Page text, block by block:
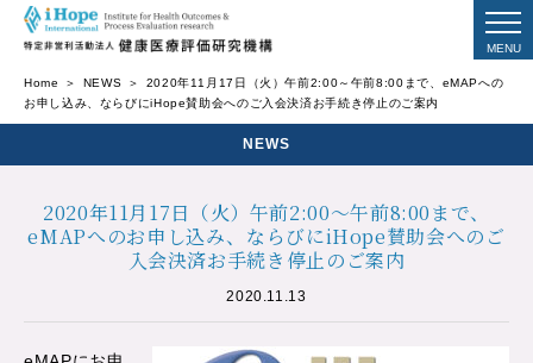
Home NEWS
2020年11月17日（火）午前2:00～午前8:00まで、eMAPへの
お申し込み、ならびにiHope賛助会へのご入会決済お手続き停止のご案内
NEWS
2020年11月17日（火）午前2:00～午前8:00まで、
eMAPへのお申し込み、ならびにiHope賛助会へのご
入会決済お手続き停止のご案内
2020.11.13